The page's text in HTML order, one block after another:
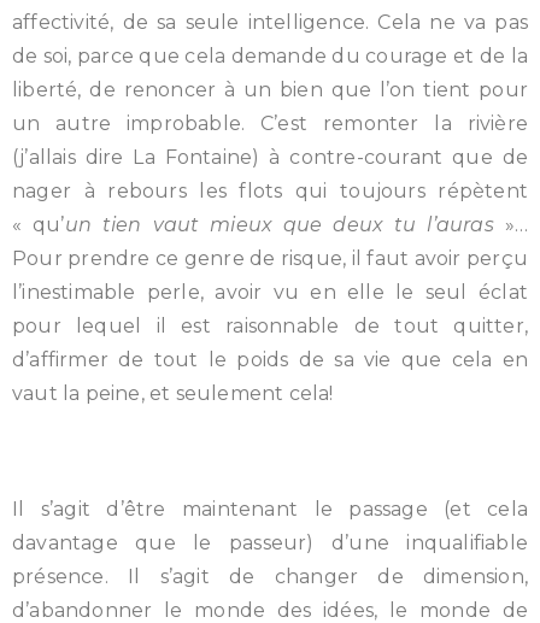
affectivité, de sa seule intelligence. Cela ne va pas
de soi, parce que cela demande du courage et de la
liberté, de renoncer à un bien que l’on tient pour
un autre improbable. C’est remonter la rivière
(j’allais dire La Fontaine) à contre-courant que de
nager à rebours les flots qui toujours répètent
« qu’un tien vaut mieux que deux tu l’auras »…
Pour prendre ce genre de risque, il faut avoir perçu
l’inestimable perle, avoir vu en elle le seul éclat
pour lequel il est raisonnable de tout quitter,
d’affirmer de tout le poids de sa vie que cela en
vaut la peine, et seulement cela!
Il s’agit d’être maintenant le passage (et cela
davantage que le passeur) d’une inqualifiable
présence. Il s’agit de changer de dimension,
d’abandonner le monde des idées, le monde de